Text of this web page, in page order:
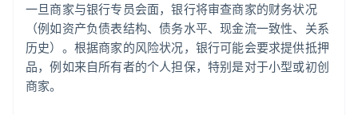
一旦商家与银行专员会面，银行将审查商家的财务状况
（例如资产负债表结构、债务水平、现金流一致性、关系
历史）。根据商家的风险状况，银行可能会要求提供抵押
品，例如来自所有者的个人担保，特别是对于小型或初创
商家。